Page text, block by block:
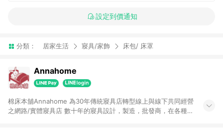
設定到價通知
分類： 居家生活 寢具/家飾 床包/ 床罩
Annahome
棉床本舖Annahome 為30年傳統寢具店轉型線上與線下共同經營
之網路/實體寢具店 數十年的寢具設計，製造，批發商，在各種產